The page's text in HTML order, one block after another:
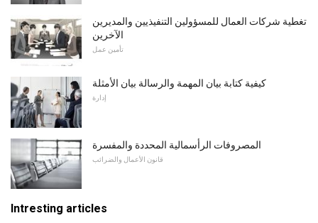
تغطية شركات العمال للمسؤولين التنفيذيين والمديرين
الآخرين
تأمين عمل
كيفية كتابة بيان المهمة والرسالة بيان الأمثلة
إدارة
المصروفات الرأسمالية المحددة والمفسرة
قانون الأعمال والضرائب
Intresting articles